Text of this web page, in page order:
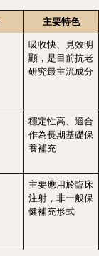
主要特色
吸收快、見效明
顯，是目前抗老
研究最主流成分
穩定性高、適合
作為長期基礎保
養補充
主要應用於臨床
注射，非一般保
健補充形式